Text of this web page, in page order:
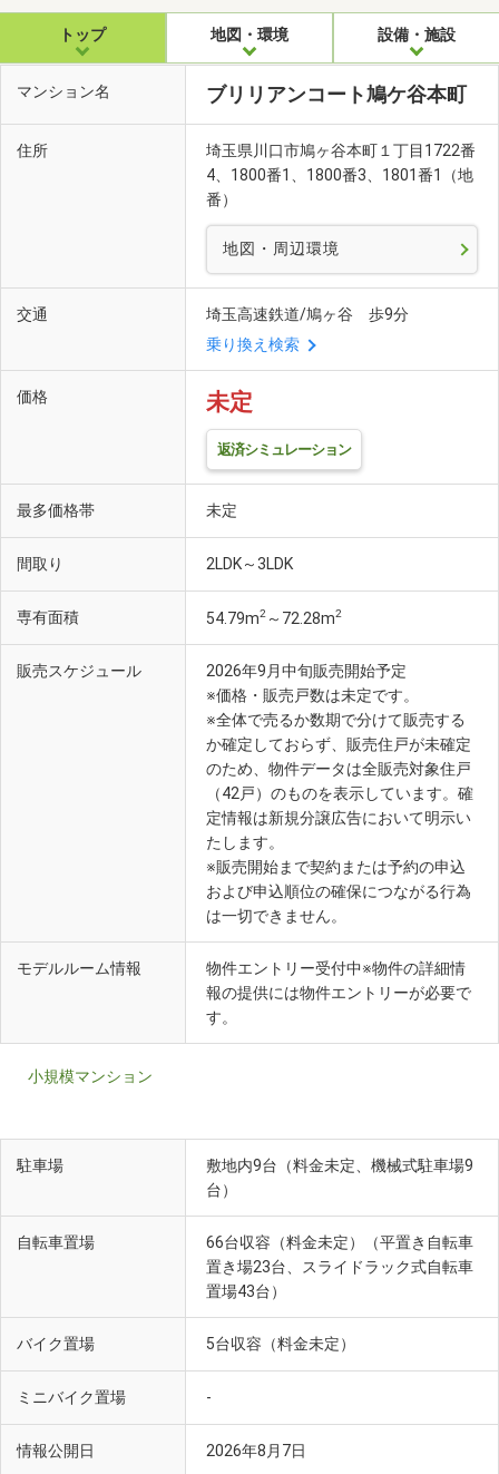
トップ 地図・環境 設備・施設
マンション名 ブリリアンコート鳩ケ谷本町
住所
埼玉県川口市鳩ヶ谷本町１丁目1722番
4、1800番1、1800番3、1801番1（地
番）
地図・周辺環境
交通
埼玉高速鉄道/鳩ヶ谷 歩9分
乗り換え検索
価格 未定
返済シミュレーション
最多価格帯 未定
間取り 2LDK～3LDK
専有面積 54.79m2 ～72.28m2
販売スケジュール
2026年9月中旬販売開始予定
※価格・販売戸数は未定です。
※全体で売るか数期で分けて販売する
か確定しておらず、販売住戸が未確定
のため、物件データは全販売対象住戸
（42戸）のものを表示しています。確
定情報は新規分譲広告において明示い
たします。
※販売開始まで契約または予約の申込
および申込順位の確保につながる行為
は一切できません。
モデルルーム情報
物件エントリー受付中※物件の詳細情
報の提供には物件エントリーが必要で
す。
小規模マンション
駐車場
敷地内9台（料金未定、機械式駐車場9
台）
自転車置場
66台収容（料金未定）（平置き自転車
置き場23台、スライドラック式自転車
置場43台）
バイク置場 5台収容（料金未定）
ミニバイク置場 -
情報公開日 2026年8月7日